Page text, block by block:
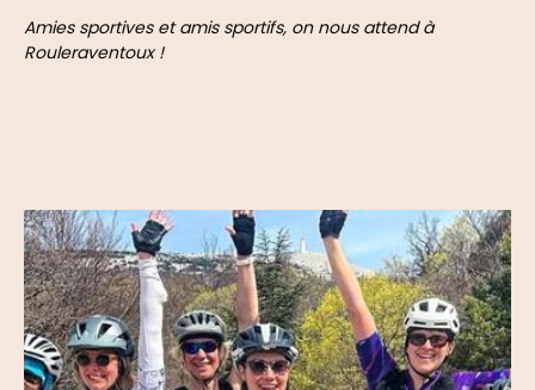
Amies sportives et amis sportifs, on nous attend à
Rouleraventoux !